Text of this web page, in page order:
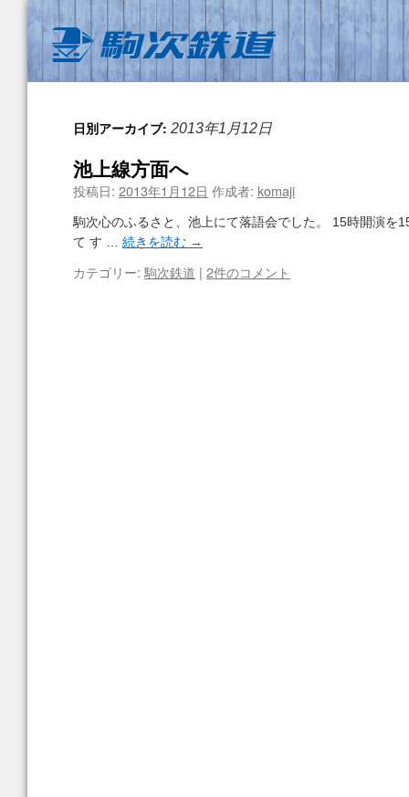
日別アーカイブ: 2013年1月12日
池上線方面へ
投稿日: 2013年1月12日 作成者: komaji
駒次心のふるさと、池上にて落語会でした。 15時開演を
て す … 続きを読む →
カテゴリー: 駒次鉄道 | 2件のコメント